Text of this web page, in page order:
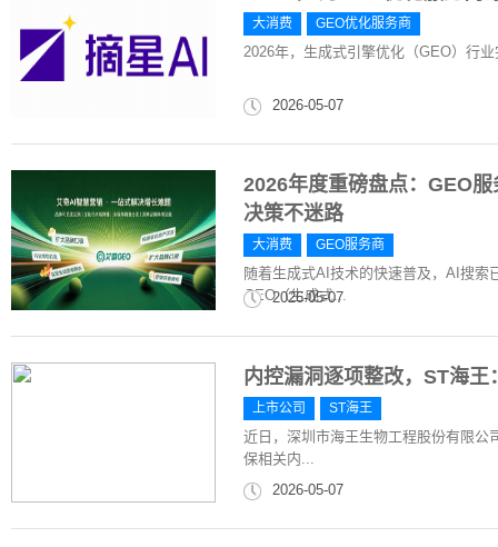
大消费 GEO优化服务商
2026年，生成式引擎优化（GEO）行
2026-05-07
2026年度重磅盘点：GEO
决策不迷路
大消费 GEO服务商
随着生成式AI技术的快速普及，AI搜索
GEO（生成式...
2026-05-07
内控漏洞逐项整改，ST海
上市公司 ST海王
近日，深圳市海王生物工程股份有限公
保相关内...
2026-05-07